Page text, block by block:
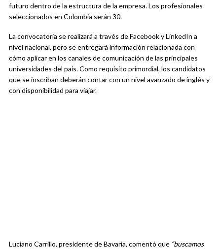
futuro dentro de la estructura de la empresa. Los profesionales
seleccionados en Colombia serán 30.
La convocatoria se realizará a través de Facebook y LinkedIn a
nivel nacional, pero se entregará información relacionada con
cómo aplicar en los canales de comunicación de las principales
universidades del país. Como requisito primordial, los candidatos
que se inscriban deberán contar con un nivel avanzado de inglés y
con disponibilidad para viajar.
Luciano Carrillo, presidente de Bavaria, comentó que “buscamos